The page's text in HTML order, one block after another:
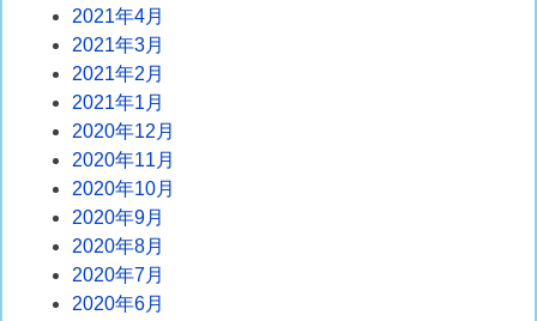
2021年4月
2021年3月
2021年2月
2021年1月
2020年12月
2020年11月
2020年10月
2020年9月
2020年8月
2020年7月
2020年6月